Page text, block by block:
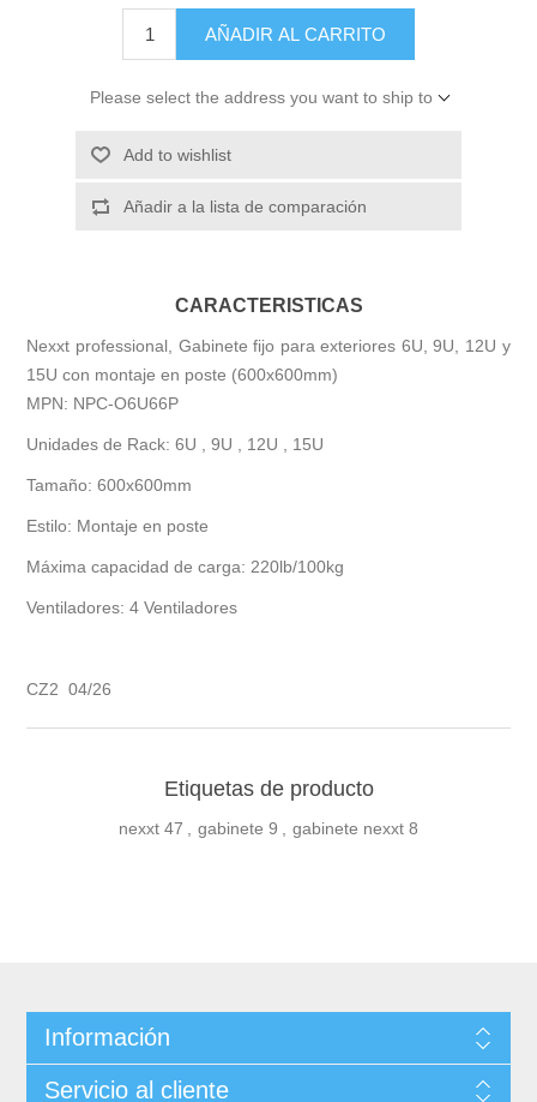
AÑADIR AL CARRITO
Please select the address you want to ship to
Add to wishlist
Añadir a la lista de comparación
CARACTERISTICAS
Nexxt professional, Gabinete fijo para exteriores 6U, 9U, 12U y
15U con montaje en poste (600x600mm)
MPN: NPC-O6U66P
Unidades de Rack: 6U , 9U , 12U , 15U
Tamaño: 600x600mm
Estilo: Montaje en poste
Máxima capacidad de carga: 220lb/100kg
Ventiladores: 4 Ventiladores
CZ2 04/26
Etiquetas de producto
nexxt 47 , gabinete 9 , gabinete nexxt 8
Información
Servicio al cliente